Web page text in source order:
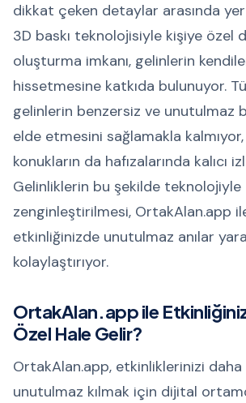
dikkat çeken detaylar arasında yer
3D baskı teknolojisiyle kişiye özel
oluşturma imkanı, gelinlerin
hissetmesine katkıda bulunuyor.
gelinlerin benzersiz ve unutulmaz
elde etmesini sağlamakla
konukların da hafızalarında kalıcı
Gelinliklerin bu şekilde teknolojiyle
zenginleştirilmesi, OrtakAlan.app
etkinliğinizde unutulmaz anılar
kolaylaştırıyor.
OrtakAlan.app ile Etkinliğiniz
Özel Hale Gelir?
OrtakAlan.app, etkinliklerinizi
unutulmaz kılmak için dijital